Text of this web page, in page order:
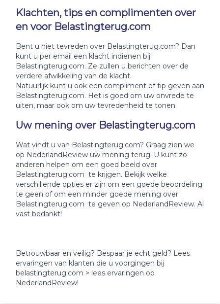
Klachten, tips en complimenten over
en voor Belastingterug.com
Bent u niet tevreden over Belastingterug.com? Dan
kunt u per email een klacht indienen bij
Belastingterug.com. Ze zullen u berichten over de
verdere afwikkeling van de klacht.
Natuurlijk kunt u ook een compliment of tip geven aan
Belastingterug.com. Het is goed om uw onvrede te
uiten, maar ook om uw tevredenheid te tonen.
Uw mening over Belastingterug.com
Wat vindt u van Belastingterug.com? Graag zien we
op NederlandReview uw mening terug. U kunt zo
anderen helpen om een goed beeld over
Belastingterug.com te krijgen. Bekijk welke
verschillende opties er zijn om een goede beoordeling
te geen of om een minder goede mening over
Belastingterug.com te geven op NederlandReview. Al
vast bedankt!
Betrouwbaar en veilig? Bespaar je echt geld? Lees
ervaringen van klanten die u voorgingen bij
belastingterug.com > lees ervaringen op
NederlandReview!